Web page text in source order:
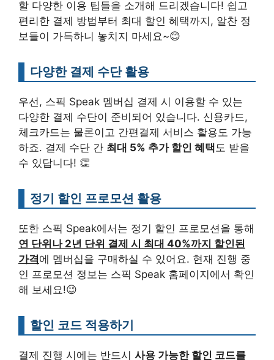
할 다양한 이용 팁들을 소개해 드리겠습니다! 쉽고
편리한 결제 방법부터 최대 할인 혜택까지, 알찬 정
보들이 가득하니 놓치지 마세요~😊
다양한 결제 수단 활용
우선, 스픽 Speak 멤버십 결제 시 이용할 수 있는
다양한 결제 수단이 준비되어 있습니다. 신용카드,
체크카드는 물론이고 간편결제 서비스 활용도 가능
하죠. 결제 수단 간 최대 5% 추가 할인 혜택도 받을
수 있답니다! 👏
정기 할인 프로모션 활용
또한 스픽 Speak에서는 정기 할인 프로모션을 통해
연 단위나 2년 단위 결제 시 최대 40%까지 할인된
가격에 멤버십을 구매하실 수 있어요. 현재 진행 중
인 프로모션 정보는 스픽 Speak 홈페이지에서 확인
해 보세요!😉
할인 코드 적용하기
결제 진행 시에는 반드시 사용 가능한 할인 코드를